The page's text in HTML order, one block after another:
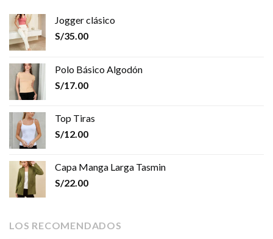
Jogger clásico
S/35.00
Polo Básico Algodón
S/17.00
Top Tiras
S/12.00
Capa Manga Larga Tasmin
S/22.00
LOS RECOMENDADOS